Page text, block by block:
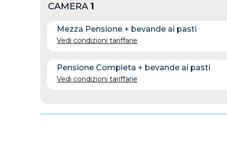
CAMERA 1
Mezza Pensione + bevande ai pasti
Vedi condizioni tariffarie
Pensione Completa + bevande ai pasti
Vedi condizioni tariffarie